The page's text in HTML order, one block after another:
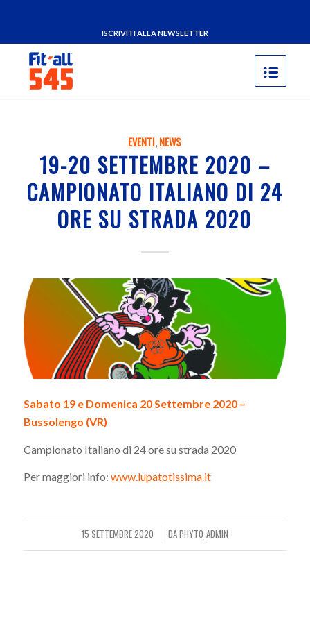
ISCRIVITI ALLA NEWSLETTER
EVENTI,NEWS
19-20 SETTEMBRE 2020 –
CAMPIONATO ITALIANO DI 24
ORE SU STRADA 2020
Sabato 19 e Domenica 20 Settembre 2020 –
Bussolengo (VR)
Campionato Italiano di 24 ore su strada 2020
Per maggiori info: www.lupatotissima.it
15 SETTEMBRE 2020
/ DAPHYTO_ADMIN